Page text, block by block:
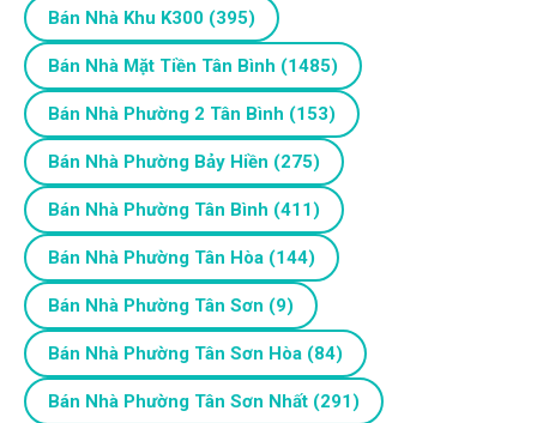
Bán Nhà Khu K300 (395)
Bán Nhà Mặt Tiền Tân Bình (1485)
Bán Nhà Phường 2 Tân Bình (153)
Bán Nhà Phường Bảy Hiền (275)
Bán Nhà Phường Tân Bình (411)
Bán Nhà Phường Tân Hòa (144)
Bán Nhà Phường Tân Sơn (9)
Bán Nhà Phường Tân Sơn Hòa (84)
Bán Nhà Phường Tân Sơn Nhất (291)